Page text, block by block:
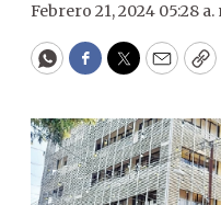
Febrero 21, 2024 05:28 a.
WhatsApp
Facebook
Twitter
Email